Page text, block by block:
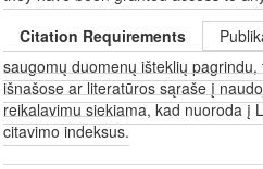
Citation Requirements
saugomų duomenų išteklių
išnašose ar literatūros sąraše į
reikalavimu siekiama, kad nuoroda į
citavimo indeksus.